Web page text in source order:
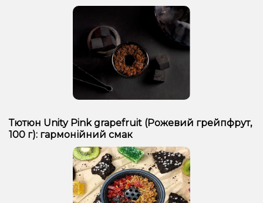
Тютюн Unity Pink grapefruit (Рожевий грейпфрут,
100 г): гармонійний смак